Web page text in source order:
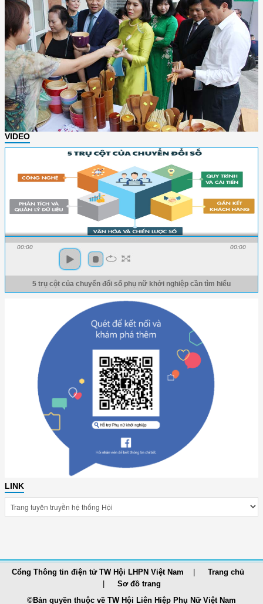
VIDEO
00:00 00:00
5 trụ cột của chuyển đổi số phụ nữ khởi nghiệp cần tìm hiểu
LINK
Cổng Thông tin điện tử TW Hội LHPN Việt Nam
Trang chủ
Sơ đồ trang
©Bản quyền thuộc về TW Hội Liên Hiệp Phụ Nữ Việt Nam